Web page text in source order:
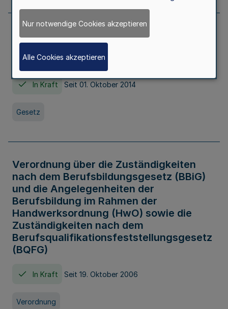
Gesetz über die Hochschulen des Landes
Nordrhein-Westfalen (Hochschulgesetz -
HG)
In Kraft Seit 01. Oktober 2014
Gesetz
Verordnung über die Zuständigkeiten
nach dem Berufsbildungsgesetz (BBiG)
und die Angelegenheiten der
Berufsbildung im Rahmen der
Handwerksordnung (HwO) sowie die
Zuständigkeiten nach dem
Berufsqualifikationsfeststellungsgesetz
(BQFG)
In Kraft Seit 19. Oktober 2006
Verordnung
Nur notwendige Cookies akzeptieren
Alle Cookies akzeptieren